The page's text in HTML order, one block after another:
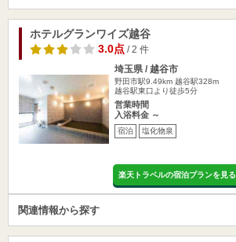
ホテルグランワイズ越谷
3.0点/ 2 件
埼玉県 / 越谷市
野田市駅9.49km 越谷駅328m
越谷駅東口より徒歩5分
営業時間
入浴料金 ～
宿泊 塩化物泉
楽天トラベルの宿泊プランを見る
関連情報から探す